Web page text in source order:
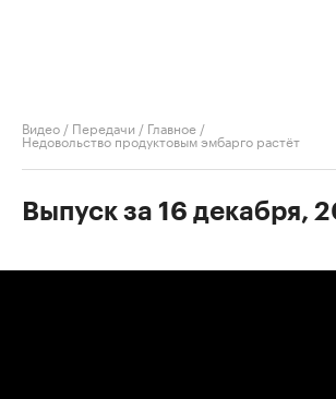
Видео / Передачи / Главное /
Недовольство продуктовым эмбарго растёт
Выпуск за 16 декабря,